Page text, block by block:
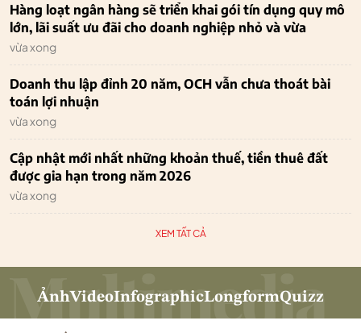
Hàng loạt ngân hàng sẽ triển khai gói tín dụng quy mô
lớn, lãi suất ưu đãi cho doanh nghiệp nhỏ và vừa
vừa xong
Doanh thu lập đỉnh 20 năm, OCH vẫn chưa thoát bài
toán lợi nhuận
vừa xong
Cập nhật mới nhất những khoản thuế, tiền thuê đất
được gia hạn trong năm 2026
vừa xong
XEM TẤT CẢ
ẢnhVideoInfographicLongformQuizz